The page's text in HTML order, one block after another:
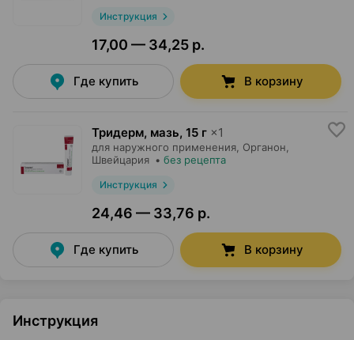
Инструкция
17,00 — 34,25 р.
Где купить В корзину
Тридерм, мазь, 15 г ×1
для наружного применения, Органон
Швейцария • без рецепта
Инструкция
24,46 — 33,76 р.
Где купить В корзину
Инструкция